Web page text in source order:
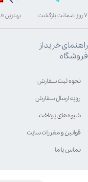
بهترین ۷ روز ضمانت بازگشت
راهنمای خرید از
فروشگاه
نحوه ثبت سفارش
رویه ارسال سفارش
شیوه‌های پرداخت
قوانین و مقررات سایت
تماس با ما